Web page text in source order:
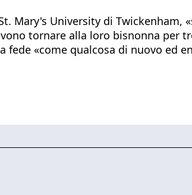
Mary's University di
tornare alla loro bisnonna per
«come qualcosa di nuovo ed